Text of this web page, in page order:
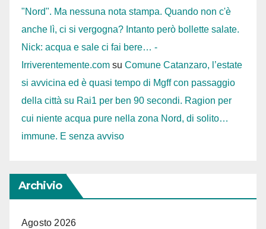
"Nord". Ma nessuna nota stampa. Quando non c'è
anche lì, ci si vergogna? Intanto però bollette salate.
Nick: acqua e sale ci fai bere… -
Irriverentemente.com su Comune Catanzaro, l’estate
si avvicina ed è quasi tempo di Mgff con passaggio
della città su Rai1 per ben 90 secondi. Ragion per
cui niente acqua pure nella zona Nord, di solito…
immune. E senza avviso
Archivio
Agosto 2026